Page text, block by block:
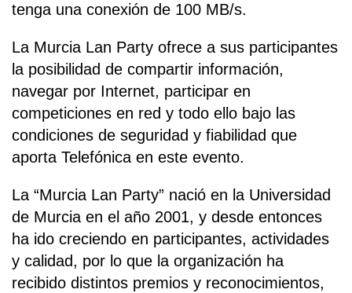
tenga una conexión de 100 MB/s.
La Murcia Lan Party ofrece a sus participantes
la posibilidad de compartir información,
navegar por Internet, participar en
competiciones en red y todo ello bajo las
condiciones de seguridad y fiabilidad que
aporta Telefónica en este evento.
La “Murcia Lan Party” nació en la Universidad
de Murcia en el año 2001, y desde entonces
ha ido creciendo en participantes, actividades
y calidad, por lo que la organización ha
recibido distintos premios y reconocimientos,